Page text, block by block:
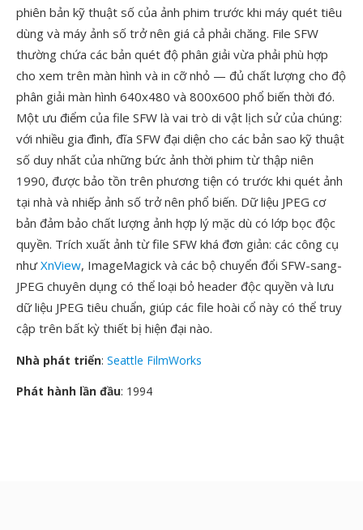
phiên bản kỹ thuật số của ảnh phim trước khi máy quét tiêu
dùng và máy ảnh số trở nên giá cả phải chăng. File SFW
thường chứa các bản quét độ phân giải vừa phải phù hợp
cho xem trên màn hình và in cỡ nhỏ — đủ chất lượng cho độ
phân giải màn hình 640x480 và 800x600 phổ biến thời đó.
Một ưu điểm của file SFW là vai trò di vật lịch sử của chúng:
với nhiều gia đình, đĩa SFW đại diện cho các bản sao kỹ thuật
số duy nhất của những bức ảnh thời phim từ thập niên
1990, được bảo tồn trên phương tiện có trước khi quét ảnh
tại nhà và nhiếp ảnh số trở nên phổ biến. Dữ liệu JPEG cơ
bản đảm bảo chất lượng ảnh hợp lý mặc dù có lớp bọc độc
quyền. Trích xuất ảnh từ file SFW khá đơn giản: các công cụ
nhưXnView, ImageMagick và các bộ chuyển đổi SFW-sang-
JPEG chuyên dụng có thể loại bỏ header độc quyền và lưu
dữ liệu JPEG tiêu chuẩn, giúp các file hoài cổ này có thể truy
cập trên bất kỳ thiết bị hiện đại nào.
Nhà phát triển: Seattle FilmWorks
Phát hành lần đầu: 1994